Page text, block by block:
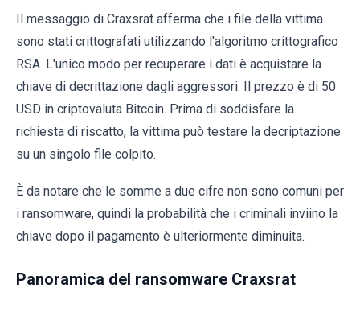
Il messaggio di Craxsrat afferma che i file della vittima
sono stati crittografati utilizzando l'algoritmo crittografico
RSA. L'unico modo per recuperare i dati è acquistare la
chiave di decrittazione dagli aggressori. Il prezzo è di 50
USD in criptovaluta Bitcoin. Prima di soddisfare la
richiesta di riscatto, la vittima può testare la decriptazione
su un singolo file colpito.
È da notare che le somme a due cifre non sono comuni per
i ransomware, quindi la probabilità che i criminali inviino la
chiave dopo il pagamento è ulteriormente diminuita.
Panoramica del ransomware Craxsrat